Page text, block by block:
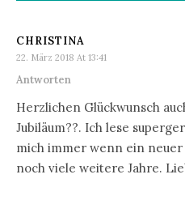
CHRISTINA
22. März 2018 At 13:41
Antworten
Herzlichen Glückwunsch
Jubiläum??. Ich lese
mich immer wenn ein
noch viele weitere Jahre.